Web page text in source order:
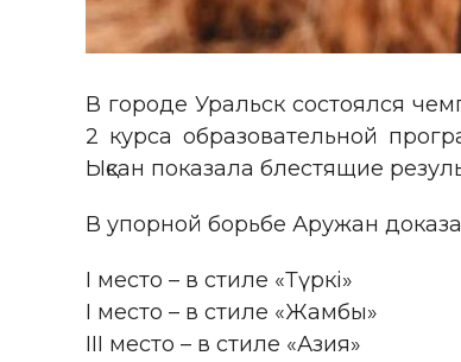
В городе Уральск состоялся
2 курса образовательной
Ықсан показала блестящие
В упорной борьбе Аружан
I место – в стиле «Түркі»
I место – в стиле «Жамбы»
III место – в стиле «Азия»